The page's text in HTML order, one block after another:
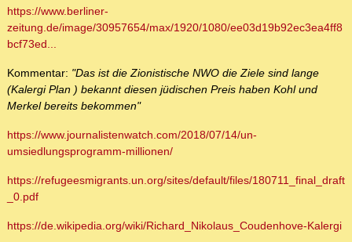
https://www.berliner-
zeitung.de/image/30957654/max/1920/1080/ee03d19b92ec3ea4ff8
bcf73ed...
Kommentar: "Das ist die Zionistische NWO die Ziele sind lange
(Kalergi Plan ) bekannt diesen jüdischen Preis haben Kohl und
Merkel bereits bekommen"
https://www.journalistenwatch.com/2018/07/14/un-
umsiedlungsprogramm-millionen/
https://refugeesmigrants.un.org/sites/default/files/180711_final_draft
_0.pdf
https://de.wikipedia.org/wiki/Richard_Nikolaus_Coudenhove-Kalergi